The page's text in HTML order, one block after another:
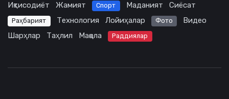
Иқтисодиёт
Жамият Спорт Маданият Сиёсат
Раҳбарият Технология Лойиҳалар Фото
Видео
Шарҳлар
Таҳлил Мақола Раддиялар